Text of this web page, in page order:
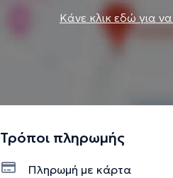
Κάνε κλικ εδώ για
Τρόποι πληρωμής
Πληρωμή με κάρτα